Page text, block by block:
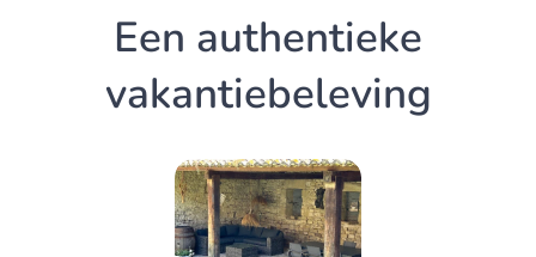
Een authentieke
vakantiebeleving